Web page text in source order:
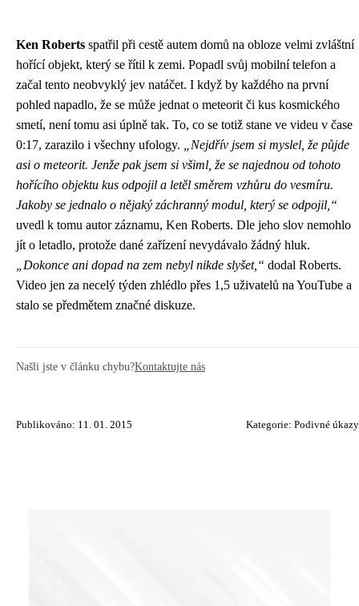
Ken Roberts spatřil při cestě autem domů na obloze velmi zvláštní
hořící objekt, který se řítil k zemi. Popadl svůj mobilní telefon a
začal tento neobvyklý jev natáčet. I když by každého na první
pohled napadlo, že se může jednat o meteorit či kus kosmického
smetí, není tomu asi úplně tak. To, co se totiž stane ve videu v čase
0:17, zarazilo i všechny ufology.
„Nejdřív jsem si myslel, že půjde
asi o meteorit. Jenže pak jsem si všiml, že se najednou od tohoto
hořícího objektu kus odpojil a letěl směrem vzhůru do vesmíru.
Jakoby se jednalo o nějaký záchranný modul, který se odpojil,“
uvedl k tomu autor záznamu, Ken Roberts. Dle jeho slov nemohlo
jít o letadlo, protože dané zařízení nevydávalo žádný hluk.
„Dokonce ani dopad na zem nebyl nikde slyšet,“ dodal Roberts.
Video jen za necelý týden zhlédlo přes 1,5 uživatelů na YouTube a
stalo se předmětem značné diskuze.
Našli jste v článku chybu?Kontaktujte nás
Publikováno: 11. 01. 2015 Kategorie: Podivné úkazy